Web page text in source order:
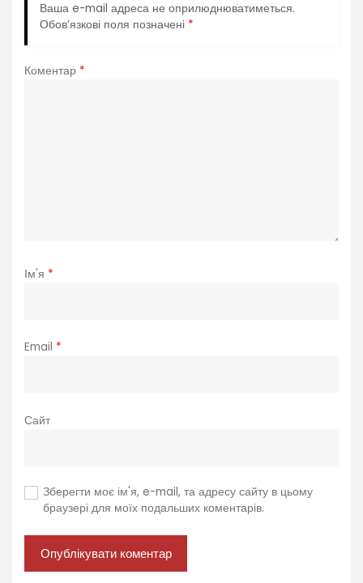
з
а
в
Ваша e-mail адреса не оприлюднюватиметься.
Обов’язкові поля позначені *
Коментар *
Ім'я *
Email *
Сайт
Зберегти моє ім'я, e-mail, та адресу сайту в цьому
браузері для моїх подальших коментарів.